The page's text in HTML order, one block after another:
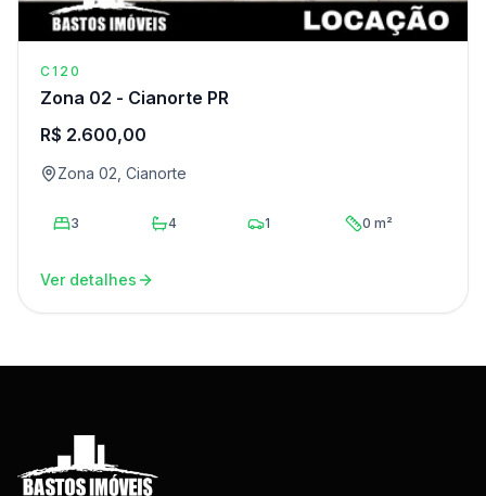
C120
Zona 02 - Cianorte PR
R$ 2.600,00
Zona 02, Cianorte
3 4 1 0 m²
Ver detalhes